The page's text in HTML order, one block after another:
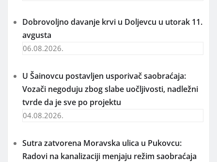
Dobrovoljno davanje krvi u Doljevcu u utorak 11.
avgusta
06.08.2026.
U Šainovcu postavljen usporivač saobraćaja:
Vozači negoduju zbog slabe uočljivosti, nadležni
tvrde da je sve po projektu
04.08.2026.
Sutra zatvorena Moravska ulica u Pukovcu:
Radovi na kanalizaciji menjaju režim saobraćaja